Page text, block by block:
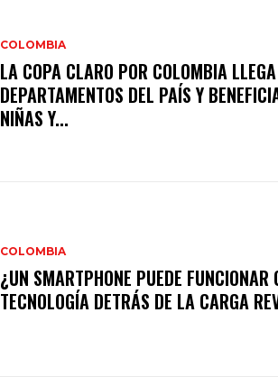
COLOMBIA
LA COPA CLARO POR COLOMBIA
DEPARTAMENTOS DEL PAÍS Y
NIÑAS Y...
COLOMBIA
¿UN SMARTPHONE PUEDE
TECNOLOGÍA DETRÁS DE LA CARGA